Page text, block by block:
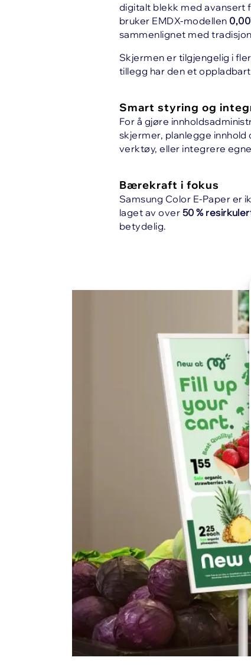
digitalt blekk med avansert
bruker EMDX-modellen
sammenlignet med
Skjermen er tilgjengelig i
tillegg har den et
Smart styring og
For å gjøre
skjermer, planlegge
verktøy, eller integrere
Bærekraft i fokus
Samsung Color E-Paper
laget av over 50 %
betydelig.